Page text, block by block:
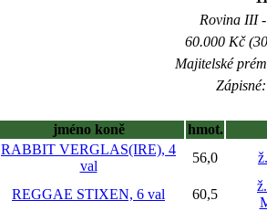
Rovina III
60.000 Kč
Majitelské
jméno koně
hmot.
RABBIT VERGLAS(IRE), 4
val
56,0
REGGAE STIXEN, 6 val 60,5